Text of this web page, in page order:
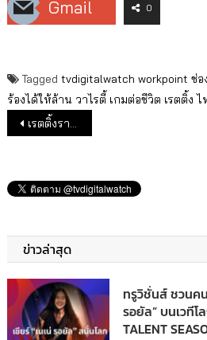
Gmail
0
Tagged tvdigitalwatch workpoint ช่อ
ร้องได้ให้ล้าน วาไรตี้ เกมต่อชีวิต เรตติ้ง ไ
แนะแนวเรื่อง
เรตติ้งรายการเฮียชูวิทย์ยังดี ช่อง 3-ไทยรัฐทีวี เปิดจอรอ
ข่าวล่าสุด
ทรูวิชั่นส์ ชวนคน
รอยัล” บนเวทีโ
TALENT